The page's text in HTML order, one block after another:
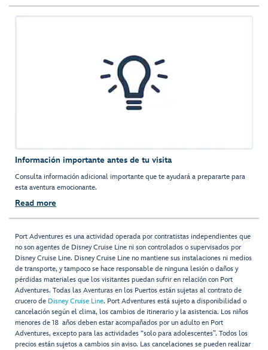
Información importante antes de tu visita
Consulta información adicional importante que te ayudará a prepararte para
esta aventura emocionante.
Read more
Port Adventures es una actividad operada por contratistas independientes que
no son agentes de Disney Cruise Line ni son controlados o supervisados por
Disney Cruise Line. Disney Cruise Line no mantiene sus instalaciones ni medios
de transporte, y tampoco se hace responsable de ninguna lesión o daños y
pérdidas materiales que los visitantes puedan sufrir en relación con Port
Adventures. Todas las Aventuras en los Puertos están sujetas al contrato de
crucero de Disney Cruise Line. Port Adventures está sujeto a disponibilidad o
cancelación según el clima, los cambios de itinerario y la asistencia. Los niños
menores de 18 años deben estar acompañados por un adulto en Port
Adventures, excepto para las actividades “solo para adolescentes”. Todos los
precios están sujetos a cambios sin aviso. Las cancelaciones se pueden realizar